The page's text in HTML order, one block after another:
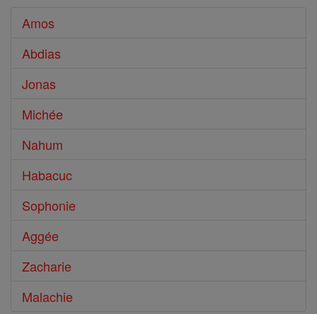
Amos
Abdias
Jonas
Michée
Nahum
Habacuc
Sophonie
Aggée
Zacharie
Malachie